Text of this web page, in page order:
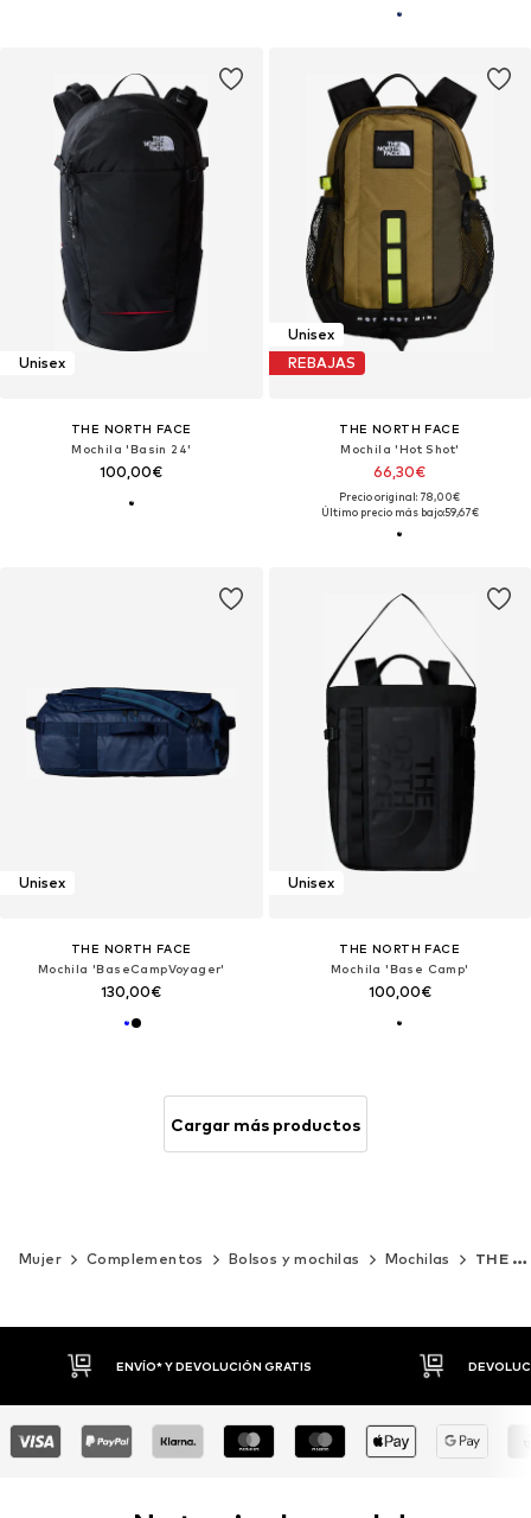
Unisex
THE NORTH FACE
Mochila 'Basin 24'
100,00€
Unisex
REBAJAS
THE NORTH FACE
Mochila 'Hot Shot'
66,30€
Precio original: 78,00€
Último precio más bajo:59,67€
Unisex
THE NORTH FACE
Mochila 'BaseCampVoyager'
130,00€
Unisex
THE NORTH FACE
Mochila 'Base Camp'
100,00€
Cargar más productos
Mujer Complementos Bolsos y mochilas Mochilas THE NORTH FACE
DEVOLUCIONES HASTA 30 DÍAS